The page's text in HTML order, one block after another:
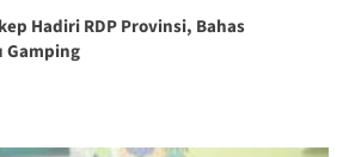
Hadiri RDP Provinsi, Bahas
Gamping